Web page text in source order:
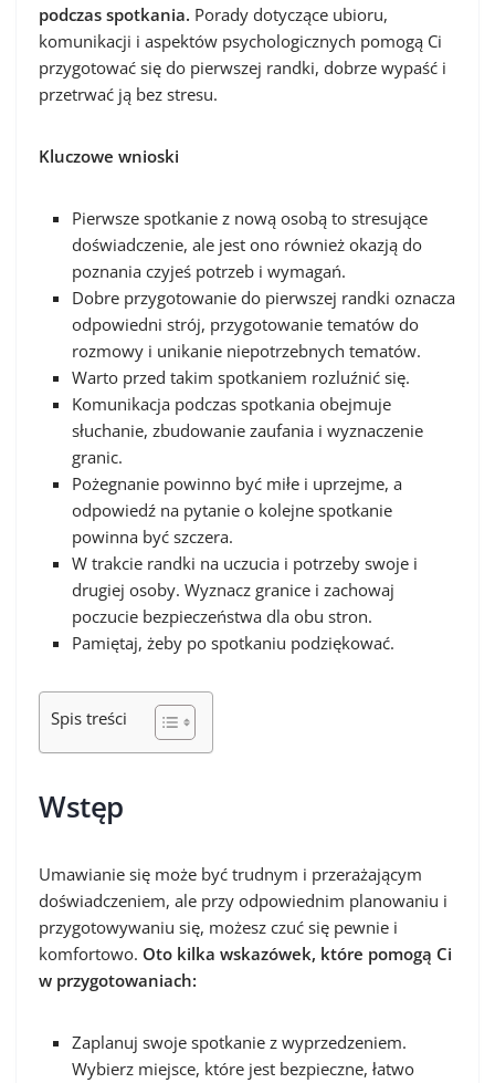
podczas spotkania. Porady dotyczące ubioru,
komunikacji i aspektów psychologicznych pomogą Ci
przygotować się do pierwszej randki, dobrze wypaść i
przetrwać ją bez stresu.
Kluczowe wnioski
Pierwsze spotkanie z nową osobą to stresujące
doświadczenie, ale jest ono również okazją do
poznania czyjeś potrzeb i wymagań.
Dobre przygotowanie do pierwszej randki oznacza
odpowiedni strój, przygotowanie tematów do
rozmowy i unikanie niepotrzebnych tematów.
Warto przed takim spotkaniem rozluźnić się.
Komunikacja podczas spotkania obejmuje
słuchanie, zbudowanie zaufania i wyznaczenie
granic.
Pożegnanie powinno być miłe i uprzejme, a
odpowiedź na pytanie o kolejne spotkanie
powinna być szczera.
W trakcie randki na uczucia i potrzeby swoje i
drugiej osoby. Wyznacz granice i zachowaj
poczucie bezpieczeństwa dla obu stron.
Pamiętaj, żeby po spotkaniu podziękować.
Spis treści
Wstęp
Umawianie się może być trudnym i przerażającym
doświadczeniem, ale przy odpowiednim planowaniu i
przygotowywaniu się, możesz czuć się pewnie i
komfortowo. Oto kilka wskazówek, które pomogą Ci
w przygotowaniach:
Zaplanuj swoje spotkanie z wyprzedzeniem.
Wybierz miejsce, które jest bezpieczne, łatwo